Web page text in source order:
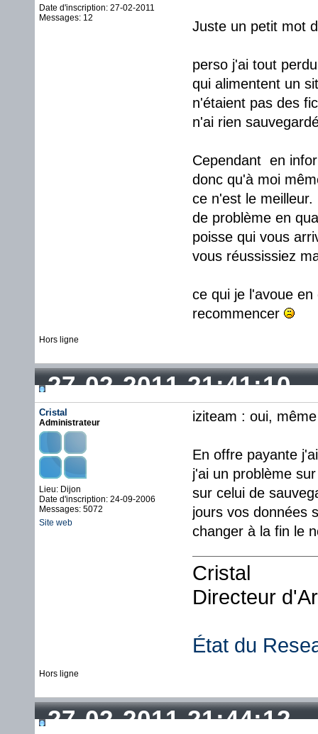
Date d'inscription: 27-02-2011
Messages: 12
Juste un petit mot
perso j'ai tout
qui alimentent un
n'étaient pas des
n'ai rien
Cependant en
donc qu'à moi
ce n'est le
de problème en
poisse qui vous
vous réussissiez
ce qui je l'avoue
recommencer
Hors ligne
27-02-2011 21:41:10
Cristal
Administrateur
Lieu: Dijon
Date d'inscription: 24-09-2006
Messages: 5072
Site web
iziteam : oui,
En offre payante
j'ai un problème
sur celui de
jours vos données
changer à la fin le
Cristal
Directeur
État du
Hors ligne
27-02-2011 21:44:12